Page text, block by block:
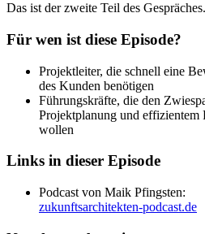
Das ist der zweite Teil des Gespräches.
Für wen ist diese Episode?
Projektleiter, die schnell eine
des Kunden benötigen
Führungskräfte, die den
Projektplanung und effizientem
wollen
Links in dieser Episode
Podcast von Maik Pfingsten:
zukunftsarchitekten-podcast.de